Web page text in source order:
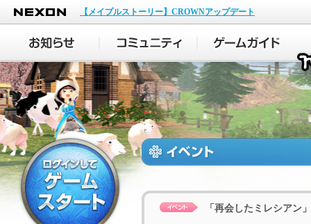
NEXON
【メイプルストーリー】CROWNアップデート
「再会したミレシアン